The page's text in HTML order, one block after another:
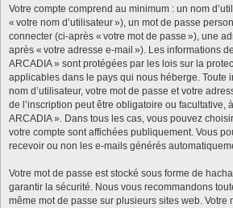
Votre compte comprend au minimum : un nom
« votre nom d’utilisateur »), un mot de passe
connecter (ci-après « votre mot de passe »), une
après « votre adresse e-mail »). Les informations
ARCADIA » sont protégées par les lois sur la
applicables dans le pays qui nous héberge. Toute
nom d’utilisateur, votre mot de passe et votre
de l’inscription peut être obligatoire ou facultative,
ARCADIA ». Dans tous les cas, vous pouvez
votre compte sont affichées publiquement. Vous
recevoir ou non les e-mails générés
Votre mot de passe est stocké sous forme de
garantir la sécurité. Nous vous recommandons
même mot de passe sur plusieurs sites web. Votre